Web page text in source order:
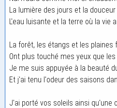
La lumière des jours et la
L'eau luisante et la terre où la vie
La forêt, les étangs et les plaines
Ont plus touché mes yeux que
Je me suis appuyée à la beauté
Et j'ai tenu l'odeur des saisons
J'ai porté vos soleils ainsi qu'une